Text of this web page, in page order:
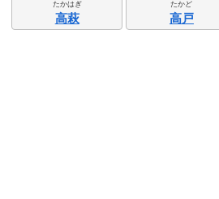
たかはぎ
高萩
たかど
高戸